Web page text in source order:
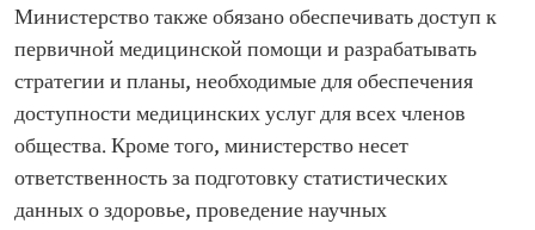
Министерство также обязано обеспечивать доступ к
первичной медицинской помощи и разрабатывать
стратегии и планы, необходимые для обеспечения
доступности медицинских услуг для всех членов
общества. Кроме того, министерство несет
ответственность за подготовку статистических
данных о здоровье, проведение научных